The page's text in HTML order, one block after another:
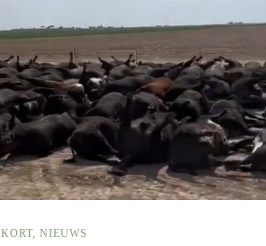
KORT, NIEUWS